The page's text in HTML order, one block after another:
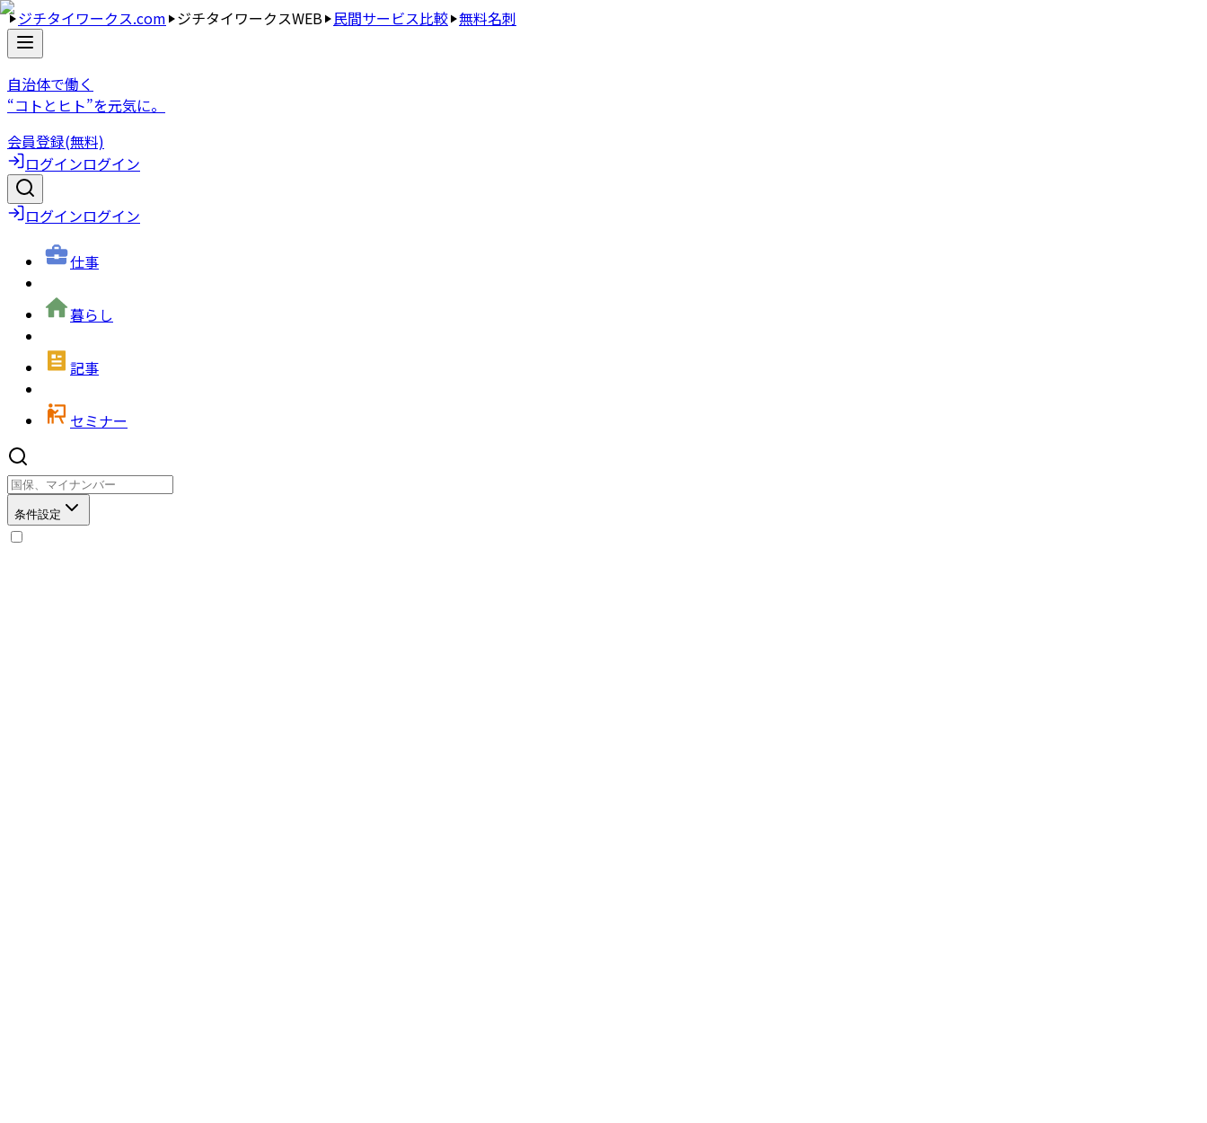
ジチタイワークス.com ジチタイワークスWEB 民間サービス比較 無料名刺
自治体で働く
“コトとヒト”を元気に。
会員登録(無料)
ログインログイン
ログインログイン
仕事
暮らし
記事
セミナー
条件設定